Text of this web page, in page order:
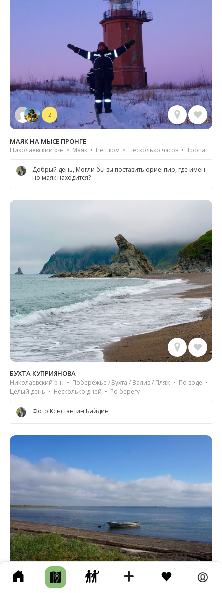
2
МАЯК НА МЫСЕ ПРОНГЕ
Николаевский р-н • Маяк • Пешком • Несколько часов • Тропа
Добрый день, Могли бы вы поставить ориентир, где имен
но маяк находится?
БУХТА КУПРИЯНОВА
Николаевский р-н • Побережье / Бухта / Залив / Пляж • По воде •
Целый день • Несколько дней • По берегу
Фото Константин Байдин